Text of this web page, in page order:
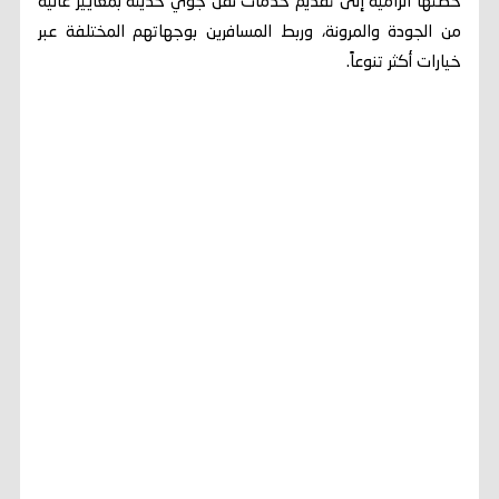
من الجودة والمرونة، وربط المسافرين بوجهاتهم المختلفة عبر
خيارات أكثر تنوعاً.